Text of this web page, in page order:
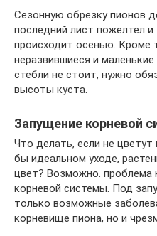
Сезонную обрезку пионов
последний лист пожелтел
происходит осенью. Кроме
неразвившиеся и
стебли не стоит, нужно
высоты куста.
Запущение корневой
Что делать, если не
бы идеальном уходе,
цвет? Возможно. проблема
корневой системы. Под
только возможные
корневище пиона, но и